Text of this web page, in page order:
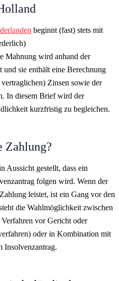
beginnt (fast) stets mit
Mahnung wird anhand der
und sie enthält eine Berechnung
Zinsen sowie der
In diesem Brief wird der
kurzfristig zu begleichen.
Zahlung?
Aussicht gestellt, dass ein
folgen wird. Wenn der
leistet, ist ein Gang vor den
die Wahlmöglichkeit zwischen
vor Gericht oder
oder in Kombination mit
Insolvenzantrag.